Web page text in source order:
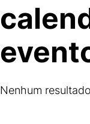
Nenhum